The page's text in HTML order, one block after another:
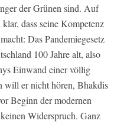
der Grünen sind. Auf
dass seine Kompetenz
Das Pandemiegesetz
100 Jahre alt, also
Einwand einer völlig
will er nicht hören, Bhakdis
Beginn der modernen
Widerspruch. Ganz